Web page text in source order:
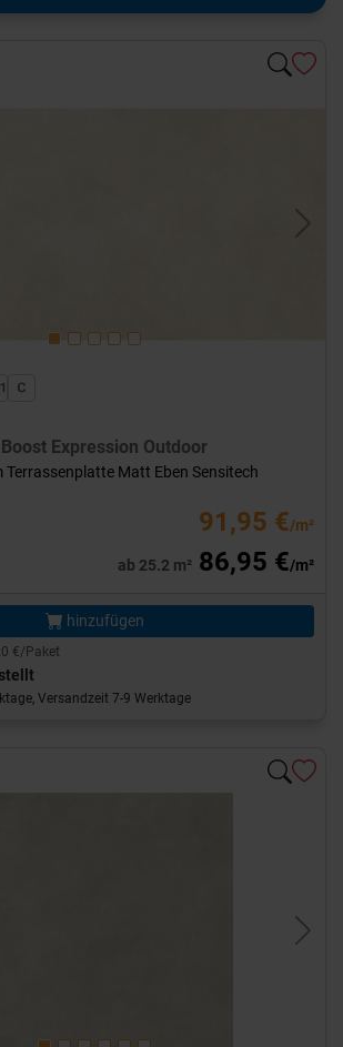
Next
Boost Expression Outdoor
Terrassenplatte Matt Eben Sensitech
91,95 €/m²
ab 25.2 m² 86,95 €/m²
hinzufügen
€/Paket
Versandzeit 7-9 Werktage
Next